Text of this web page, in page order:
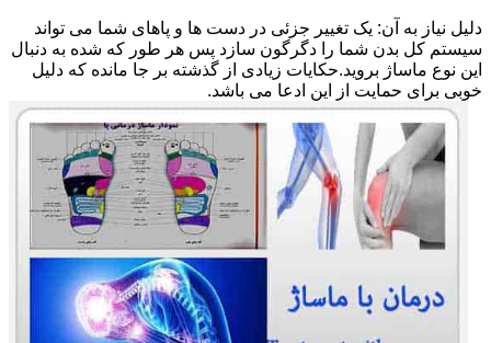
دلیل نیاز به آن: یک تغییر جزئی در دست ها و پاهای شما می تواند
سیستم کل بدن شما را دگرگون سازد پس هر طور که شده به دنبال
این نوع ماساژ بروید.حکایات زیادی از گذشته بر جا مانده که دلیل
خوبی برای حمایت از این ادعا می باشد.